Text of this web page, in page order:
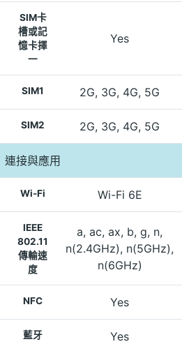
SIM卡
槽或記
憶卡擇
一
Yes
SIM1 2G, 3G, 4G, 5G
SIM2 2G, 3G, 4G, 5G
連接與應用
Wi-Fi Wi-Fi 6E
IEEE
802.11
傳輸速
度
a, ac, ax, b, g, n,
n(2.4GHz), n(5GHz),
n(6GHz)
NFC Yes
藍牙 Yes